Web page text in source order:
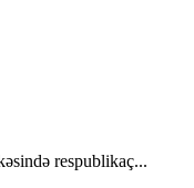
respublikaç...